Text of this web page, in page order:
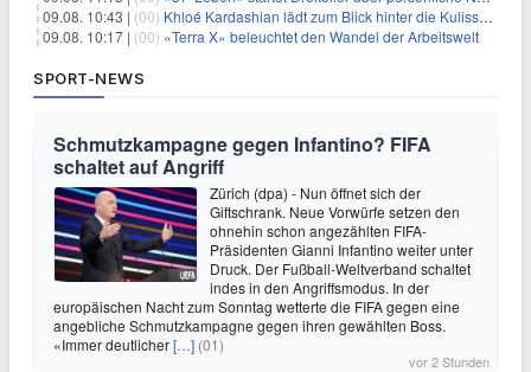
09.08. 10:43 | (00) Khloé Kardashian lädt zum Blick hinter die Kulissen ihres Freundeskreises
09.08. 10:17 | (00) «Terra X» beleuchtet den Wandel der Arbeitswelt
SPORT-NEWS
Schmutzkampagne gegen Infantino? FIFA
schaltet auf Angriff
Zürich (dpa) - Nun öffnet sich der
Giftschrank. Neue Vorwürfe setzen den
ohnehin schon angezählten FIFA-
Präsidenten Gianni Infantino weiter unter
Druck. Der Fußball-Weltverband schaltet
indes in den Angriffsmodus. In der
europäischen Nacht zum Sonntag wetterte die FIFA gegen eine
angebliche Schmutzkampagne gegen ihren gewählten Boss.
«Immer deutlicher[…] (01)
vor 2 Stunden